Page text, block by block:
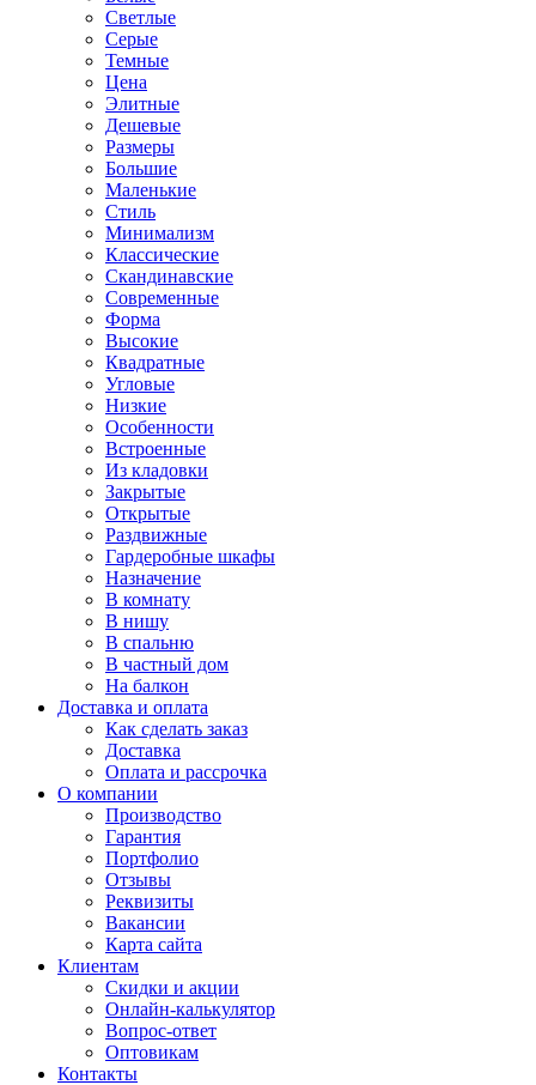
Светлые
Серые
Темные
Цена
Элитные
Дешевые
Размеры
Большие
Маленькие
Стиль
Минимализм
Классические
Скандинавские
Современные
Форма
Высокие
Квадратные
Угловые
Низкие
Особенности
Встроенные
Из кладовки
Закрытые
Открытые
Раздвижные
Гардеробные шкафы
Назначение
В комнату
В нишу
В спальню
В частный дом
На балкон
Доставка и оплата
Как сделать заказ
Доставка
Оплата и рассрочка
О компании
Производство
Гарантия
Портфолио
Отзывы
Реквизиты
Вакансии
Карта сайта
Клиентам
Скидки и акции
Онлайн-калькулятор
Вопрос-ответ
Оптовикам
Контакты